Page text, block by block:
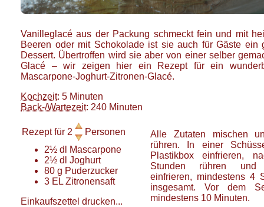
Vanilleglacé aus der Packung schmeckt fein und mit
Beeren oder mit Schokolade ist sie auch für Gäste ein
Dessert. Übertroffen wird sie aber von einer selber
Glacé – wir zeigen hier ein Rezept für ein
Mascarpone-Joghurt-Zitronen-Glacé.
Kochzeit: 5 Minuten
Back-/Wartezeit: 240 Minuten
Rezept für 2
Personen
2½ dl
Mascarpone
2½ dl Joghurt
80 g Puderzucker
3 EL Zitronensaft
Einkaufszettel drucken...
Alle Zutaten mischen
rühren. In einer
Plastikbox einfrieren,
Stunden rühren und
einfrieren, mindestens 4
insgesamt. Vor dem
mindestens 10 Minuten.